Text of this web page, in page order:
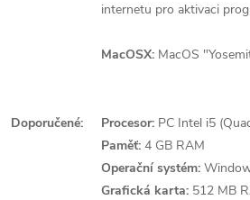
internetu pro aktivaci
MacOSX: MacOS
Doporučené: Procesor: PC Intel i5
Paměť: 4 GB RAM
Operační systém:
Grafická karta: 512 MB